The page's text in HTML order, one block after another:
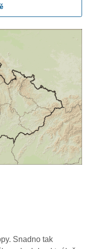
Snadno tak